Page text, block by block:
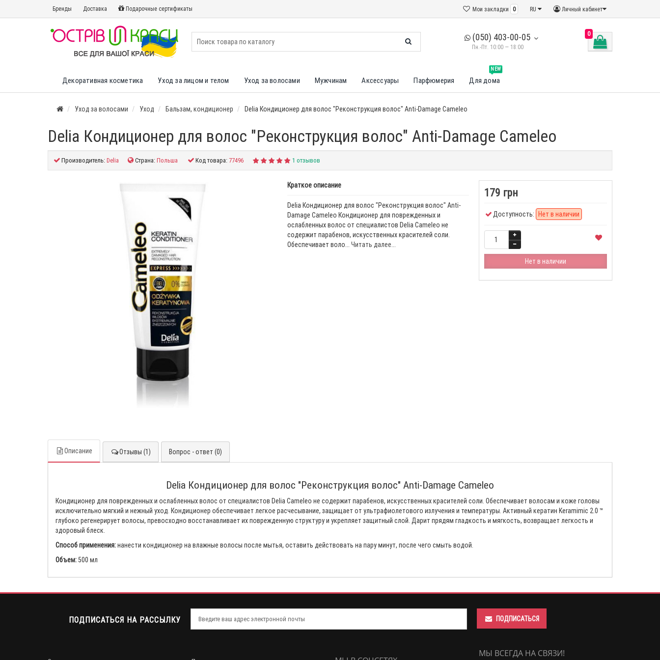
Бренды Доставка Подарочные сертификаты Личный кабинет
RU
Мои закладки 0
(050) 403-00-05
Пн.-Пт. 10:00 — 18:00
0
Декоративная косметика Уход за лицом и телом Уход за волосами Мужчинам Аксессуары Парфюмерия
NEW
Для дома
Уход за волосами Уход Бальзам, кондиционер Delia Кондиционер для волос "Реконструкция волос" Anti-Damage Cameleo
Delia Кондиционер для волос "Реконструкция волос" Anti-Damage Cameleo
Производитель:Delia Страна:Польша Код товара:77496 1 отзывов
Краткое описание
Delia Кондиционер для волос "Реконструкция волос" Anti-
Damage Cameleo Кондиционер для поврежденных и
ослабленных волос от специалистов Delia Cameleo не
содержит парабенов, искусственных красителей соли.
Обеспечивает воло... Читать далее...
179 грн
Доступность: Нет в наличии
Нет в наличии
Описание Отзывы (1) Вопрос - ответ (0)
Delia Кондиционер для волос "Реконструкция волос" Anti-Damage Cameleo
Кондиционер для поврежденных и ослабленных волос от специалистов Delia Cameleo не содержит парабенов, искусственных красителей соли. Обеспечивает волосам и коже головы
исключительно мягкий и нежный уход. Кондиционер обеспечивает легкое расчесывание, защищает от ультрафиолетового излучения и температуры. Активный кератин Keramimic 2.0 ™
глубоко регенерирует волосы, превосходно восстанавливает их поврежденную структуру и укрепляет защитный слой. Дарит прядям гладкость и мягкость, возвращает легкость и
здоровый блеск.
Способ применения:нанести кондиционер на влажные волосы после мытья, оставить действовать на пару минут, после чего смыть водой.
Объем:500 мл
ПОДПИСАТЬСЯ НА РАССЫЛКУ ПОДПИСАТЬСЯ
МЫ ВСЕГДА НА СВЯЗИ!